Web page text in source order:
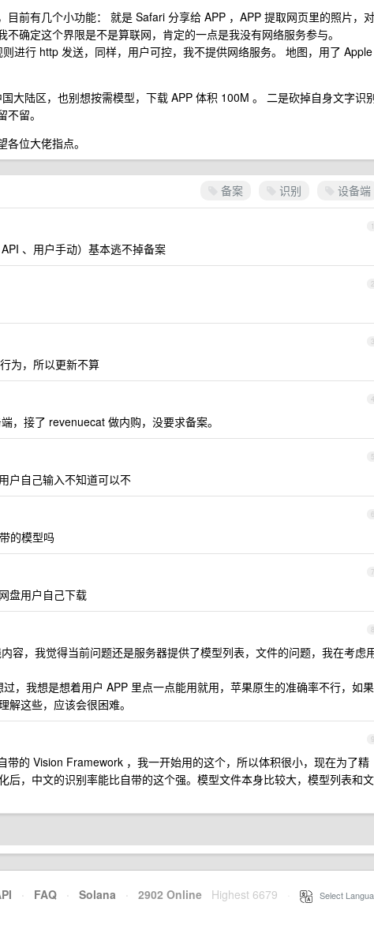
前有几个小功能： 就是 Safari 分享给 APP ，APP 提取网页里的照片，对
确定这个界限是不是算联网，肯定的一点是我没有网络服务参与。
进行 http 发送，同样，用户可控，我不提供网络服务。 地图，用了 Apple
大陆区，也别想按需模型，下载 APP 体积 100M 。 二是砍掉自身文字识
留。
位大佬指点。
备案 识别 设备端
1
、用户手动）基本逃不掉备案
2
3
为，所以更新不算
4
，接了 revenuecat 做内购，没要求备案。
5
户自己输入不知道可以不
6
的模型吗
7
盘用户自己下载
8
容，我觉得当前问题还是服务器提供了模型列表，文件的问题，我在考虑
过，我想是想着用户 APP 里点一点能用就用，苹果原生的准确率不行，如果
这些，应该会很困难。
9
带的 Vision Framework ，我一开始用的这个，所以体积很小，现在为了精
后，中文的识别率能比自带的这个强。模型文件本身比较大，模型列表和文
· FAQ · Solana · 2902 Online Highest 6679 Select